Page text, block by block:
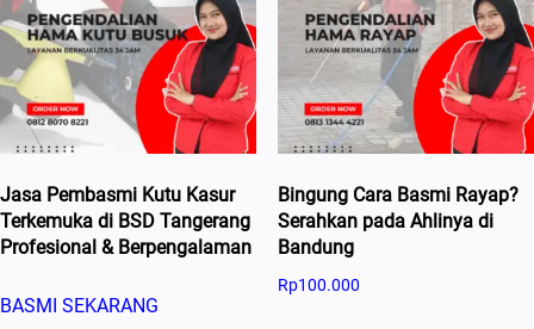
Jasa Pembasmi Kutu Kasur
Terkemuka di BSD Tangerang
Profesional & Berpengalaman
BASMI SEKARANG
Bingung Cara Basmi Rayap?
Serahkan pada Ahlinya di
Bandung
Rp100.000